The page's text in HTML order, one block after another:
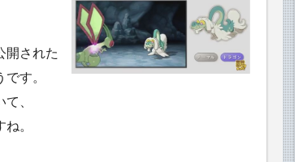
開された
す。
、
。